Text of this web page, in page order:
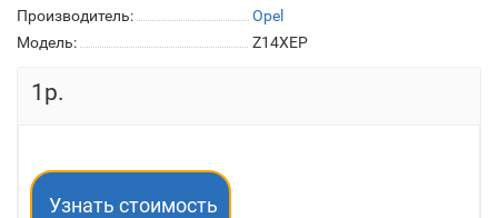
Производитель:
Opel
Модель:
Z14XEP
1р.
Узнать стоимость